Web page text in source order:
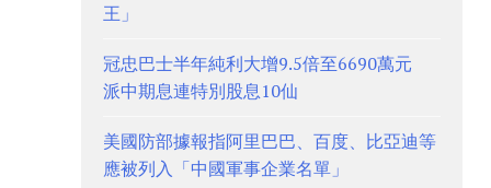
王」
冠忠巴士半年純利大增9.5倍至6690萬元
派中期息連特別股息10仙
美國防部據報指阿里巴巴、百度、比亞迪等
應被列入「中國軍事企業名單」